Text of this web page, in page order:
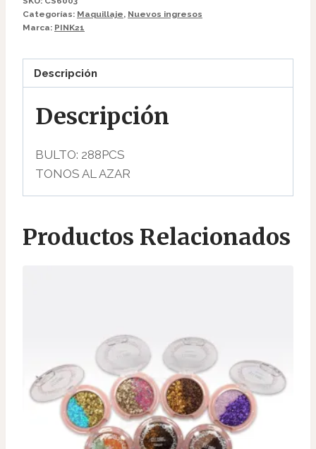
6095
cantidad
Categorías: Maquillaje, Nuevos ingresos
Marca: PINK21
Descripción
Descripción
BULTO: 288PCS
TONOS AL AZAR
Productos Relacionados